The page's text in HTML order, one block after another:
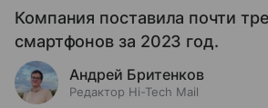
Компания поставила почти
смартфонов за 2023 год.
Андрей Бритенков
Редактор Hi-Tech Mail